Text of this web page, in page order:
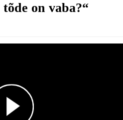
on vaba?“
Play